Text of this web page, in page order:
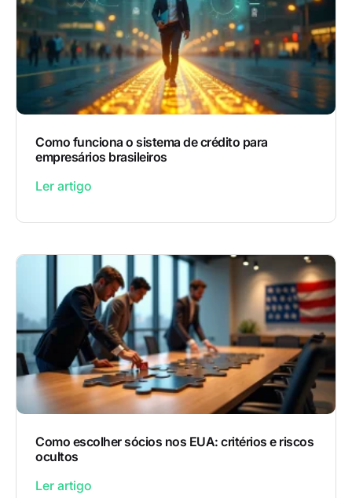
Como funciona o sistema de crédito para
empresários brasileiros
Ler artigo
Como escolher sócios nos EUA: critérios e riscos
ocultos
Ler artigo